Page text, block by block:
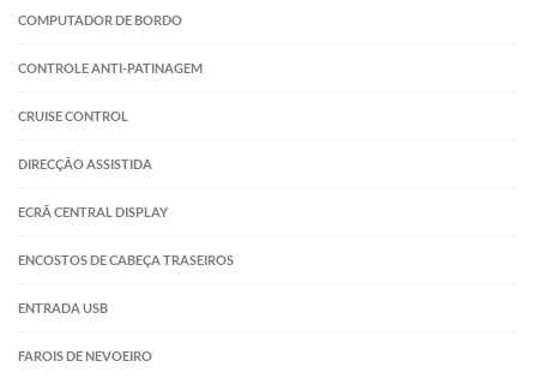
COMPUTADOR DE BORDO
CONTROLE ANTI-PATINAGEM
CRUISE CONTROL
DIRECÇÃO ASSISTIDA
ECRÃ CENTRAL DISPLAY
ENCOSTOS DE CABEÇA TRASEIROS
ENTRADA USB
FAROIS DE NEVOEIRO